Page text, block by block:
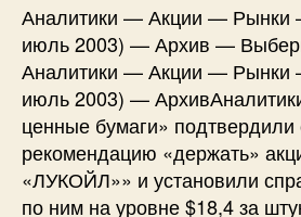
Аналитики — Акции —
июль 2003) — Архив —
Аналитики — Акции —
июль 2003) —
ценные бумаги»
рекомендацию «держать»
«ЛУКОЙЛ»» и установили
по ним на уровне $18,4 за